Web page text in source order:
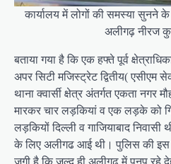
कार्यालय में लोगों की समस्या सुनने
अलीगढ़ नीरज
बताया गया है कि एक हफ्ते पूर्व
अपर सिटी मजिस्ट्रेट द्वितीय( एसीएम
थाना क्वार्सी क्षेत्र अंतर्गत एकता नगर
मारकर चार लड़कियां व एक लड़के को
लड़कियों दिल्ली व गाजियाबाद
के लिए अलीगढ आई थी। पुलिस की इस
जगी है कि जल्द ही अलीगढ़ में पनप रहे